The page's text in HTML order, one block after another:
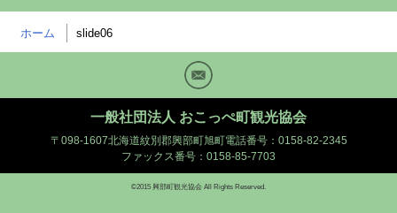
ホーム slide06
Mail
一般社団法人 おこっぺ町観光協会
〒098-1607北海道紋別郡興部町旭町電話番号：0158-82-2345
ファックス番号：0158-85-7703
©2015 興部町観光協会 All Rights Reserved.